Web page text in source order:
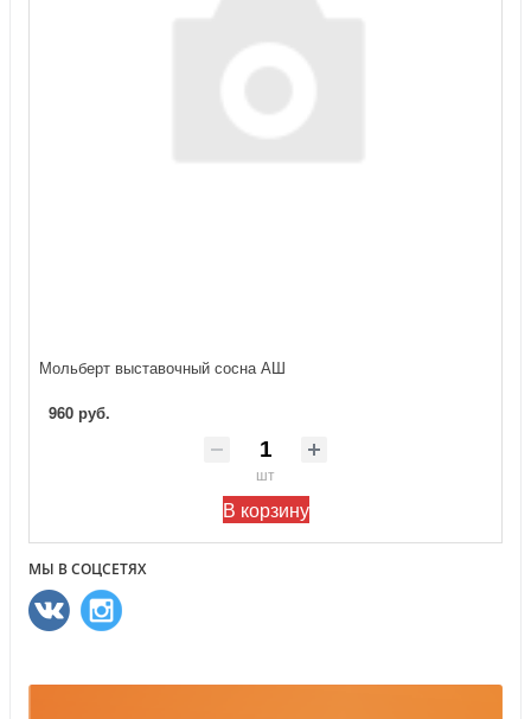
Мольберт выставочный сосна АШ
960 руб.
шт
В корзину
МЫ В СОЦСЕТЯХ